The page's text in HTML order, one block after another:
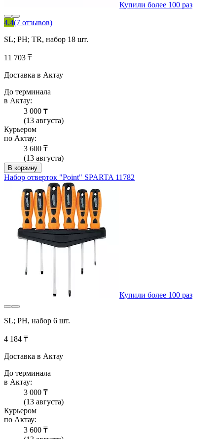
Купили более 100 раз
4.4(7 отзывов)
SL; PH; TR, набор 18 шт.
11 703 ₸
Доставка в Актау
До терминала
в Актау:
3 000 ₸
(13 августа)
Курьером
по Актау:
3 600 ₸
(13 августа)
В корзину
Набор отверток "Point" SPARTA 11782
Купили более 100 раз
SL; PH, набор 6 шт.
4 184 ₸
Доставка в Актау
До терминала
в Актау:
3 000 ₸
(13 августа)
Курьером
по Актау:
3 600 ₸